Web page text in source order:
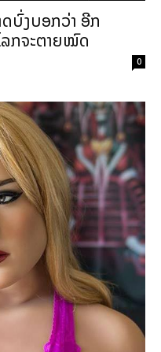
ບົ່ງບອກວ່າ ອີກ
ກຈະຕາຍໝົດ
0